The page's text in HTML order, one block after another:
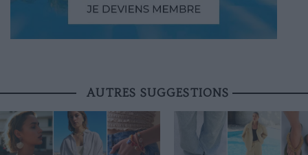
AUTRES SUGGESTIONS